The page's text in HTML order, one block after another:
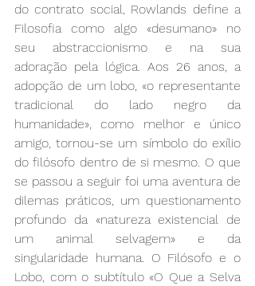
do contrato social, Rowlands define a
Filosofia como algo «desumano» no
seu abstraccionismo e na sua
adoração pela lógica. Aos 26 anos, a
adopção de um lobo, «o representante
tradicional do lado negro da
humanidade», como melhor e único
amigo, tornou-se um símbolo do exílio
do filósofo dentro de si mesmo. O que
se passou a seguir foi uma aventura de
dilemas práticos, um questionamento
profundo da «natureza existencial de
um animal selvagem» e da
singularidade humana. O Filósofo e o
Lobo, com o subtítulo «O Que a Selva